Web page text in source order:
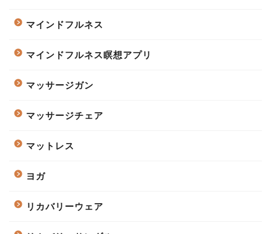
マインドフルネス
マインドフルネス瞑想アプリ
マッサージガン
マッサージチェア
マットレス
ヨガ
リカバリーウェア